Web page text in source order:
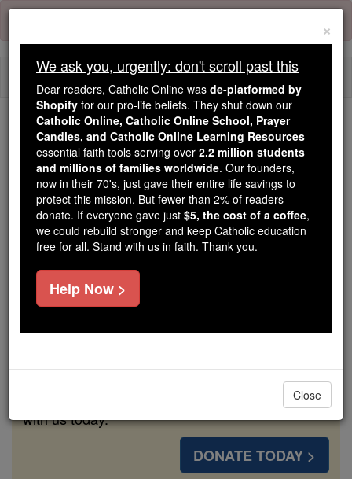
Skip
content
Because of You, 2.2 Million
Students Are Being Formed in the
Faith
Because of generous supporters like you,
Catholic Online School has already delivered
free, faithful Catholic education to over 2.2
million students across 193 countries. In an age
of noise and algorithms, you are helping form
souls with truth, prayer, Scripture, and Christ.
If everyone who reads this gave just $5 — the
families and keep this life-changing formation
free for all. Be Courageous. Be Catholic. Stand
with us today.
DONATE TODAY >
×
We ask you, urgently: don't scroll past this
Dear readers, Catholic Online was de-platformed by
Shopify for our pro-life beliefs. They shut down our
Catholic Online, Catholic Online School, Prayer
Candles, and Catholic Online Learning Resources
essential faith tools serving over 2.2 million students
and millions of families worldwide. Our founders,
now in their 70's, just gave their entire life savings to
protect this mission. But fewer than 2% of readers
donate. If everyone gave just $5, the cost of a coffee,
we could rebuild stronger and keep Catholic education
free for all. Stand with us in faith. Thank you.
Help Now >
Close